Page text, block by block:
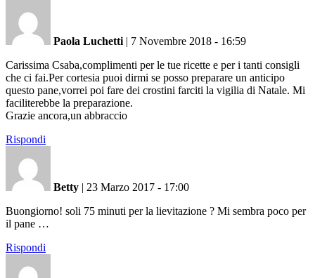
Paola Luchetti | 7 Novembre 2018 - 16:59
Carissima Csaba,complimenti per le tue ricette e per i tanti consigli
che ci fai.Per cortesia puoi dirmi se posso preparare un anticipo
questo pane,vorrei poi fare dei crostini farciti la vigilia di Natale. Mi
faciliterebbe la preparazione.
Grazie ancora,un abbraccio
Rispondi
Betty | 23 Marzo 2017 - 17:00
Buongiorno! soli 75 minuti per la lievitazione ? Mi sembra poco per
il pane …
Rispondi